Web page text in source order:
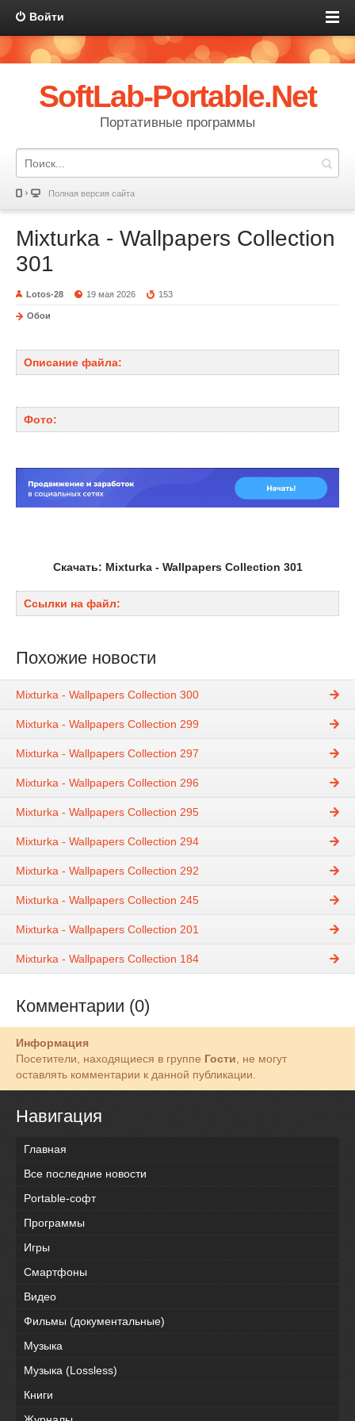
Войти
SoftLab-Portable.Net
Портативные программы
Полная версия сайта
Mixturka - Wallpapers Collection
301
Lotos-28 19 мая 2026 153
Обои
Описание файла:
Фото:
Скачать: Mixturka - Wallpapers Collection 301
Ссылки на файл:
Похожие новости
Mixturka - Wallpapers Collection 300
Mixturka - Wallpapers Collection 299
Mixturka - Wallpapers Collection 297
Mixturka - Wallpapers Collection 296
Mixturka - Wallpapers Collection 295
Mixturka - Wallpapers Collection 294
Mixturka - Wallpapers Collection 292
Mixturka - Wallpapers Collection 245
Mixturka - Wallpapers Collection 201
Mixturka - Wallpapers Collection 184
Комментарии (0)
Информация
Посетители, находящиеся в группе Гости , не могут
оставлять комментарии к данной публикации.
Навигация
Главная
Все последние новости
Portable-софт
Программы
Игры
Смартфоны
Видео
Фильмы (документальные)
Музыка
Музыка (Lossless)
Книги